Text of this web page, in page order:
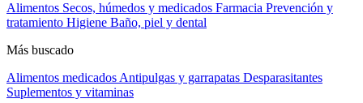
Alimentos Secos, húmedos y medicados Farmacia Prevención y
tratamiento Higiene Baño, piel y dental
Más buscado
Alimentos medicados Antipulgas y garrapatas Desparasitantes
Suplementos y vitaminas